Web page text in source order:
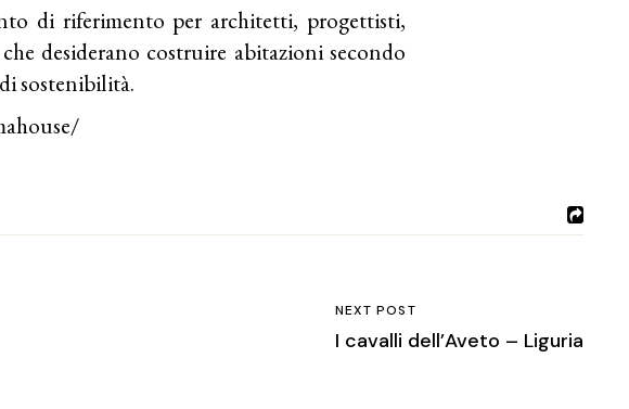
di riferimento per architetti, progettisti,
desiderano costruire abitazioni secondo
sostenibilità.
NEXT POST
I cavalli dell’Aveto – Liguria